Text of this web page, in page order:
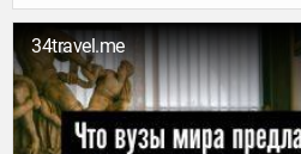
34travel.me